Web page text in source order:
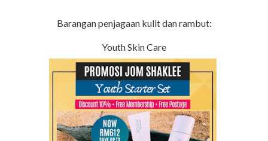
Barangan penjagaan kulit dan rambut:
Youth Skin Care